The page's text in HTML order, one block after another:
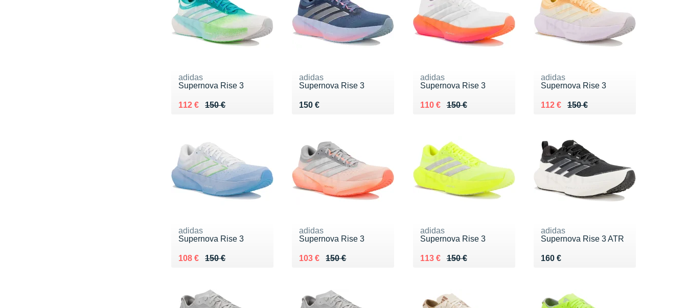
adidas
Supernova Rise 3
150 €
Au lieu de 150 €
112 €
Vendu 112 €
adidas
Supernova Rise 3
150 €
Vendu 150 €
adidas
Supernova Rise 3
150 €
Au lieu de 150 €
110 €
Vendu 110 €
adidas
Supernova Rise 3
150 €
Au lieu de 150 €
112 €
Vendu 112 €
adidas
Supernova Rise 3
150 €
Au lieu de 150 €
108 €
Vendu 108 €
adidas
Supernova Rise 3
150 €
Au lieu de 150 €
103 €
Vendu 103 €
adidas
Supernova Rise 3
150 €
Au lieu de 150 €
113 €
Vendu 113 €
adidas
Supernova Rise 3 ATR
160 €
Vendu 160 €